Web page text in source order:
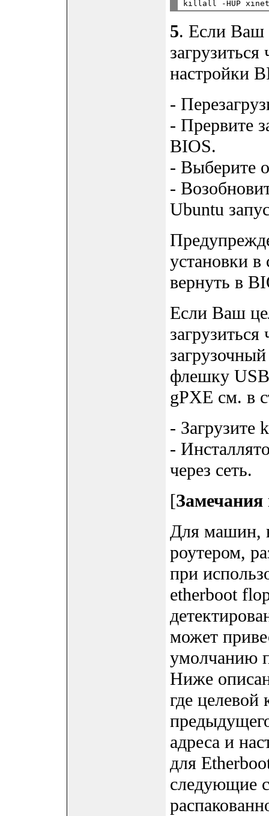
5. Если Ваш
загрузиться
настройки
-
- Прервите
BIOS.
- Выберите
-
Ubuntu
установки в
вернуть в
Если Ваш
загрузиться
флешку
gPXE см. в
- Загрузите
-
через сеть.
[
Для машин,
роутером,
при
etherboot
может
умолчанию
Ниже
где целевой
адреса и
для
следующие